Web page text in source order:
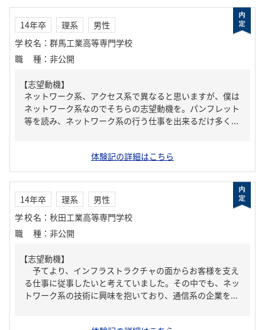
14年卒 理系
男性
学校名 ： 群馬工業高等専門学校
職種 ： 非公開
【志望動機】
ネットワーク系、アクセス系で異なると思いますが、僕は
ネットワーク系なのでそちらの志望動機を。パンフレット
等を読み、ネットワーク系の行う仕事を出来るだけ多く...
体験記の詳細はこちら
14年卒 理系
男性
学校名 ： 秋田工業高等専門学校
職種 ： 非公開
【志望動機】
予てより、インフラストラクチャの面からお客様を支え
る仕事に従事したいと考えていました。その中でも、ネッ
トワーク系の技術に興味を抱いており、通信系の企業を...